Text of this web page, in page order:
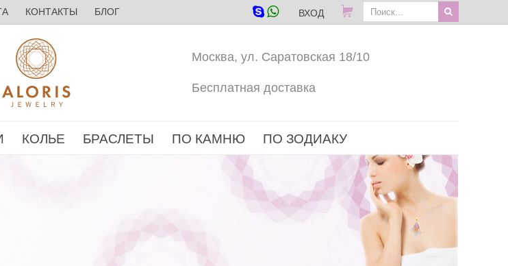
КОНТАКТЫ БЛОГ ВХОД
Москва, ул. Саратовская 18/10
Бесплатная доставка
КОЛЬЕ БРАСЛЕТЫ ПО КАМНЮ ПО ЗОДИАКУ